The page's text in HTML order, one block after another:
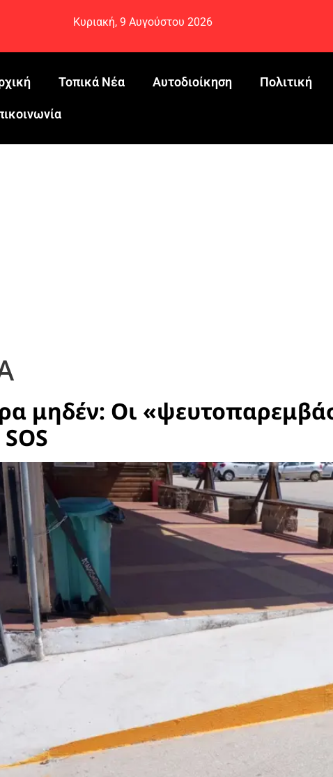
Κυριακή, 9 Αυγούστου 2026
Τοπικά Νέα Αυτοδιοίκηση Πολιτική
μηδέν: Οι